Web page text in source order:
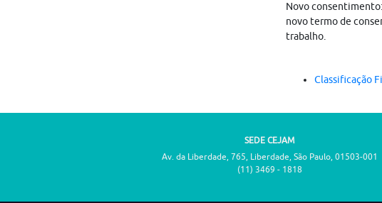
Novo
novo termo de
trabalho.
Classificação
SEDE CEJAM
Av. da Liberdade, 765, Liberdade, São Paulo, 01503-001
(11) 3469 - 1818